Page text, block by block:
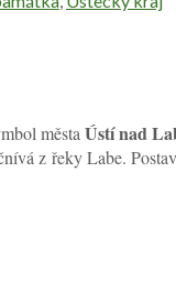
města Ústí nad
z řeky Labe.